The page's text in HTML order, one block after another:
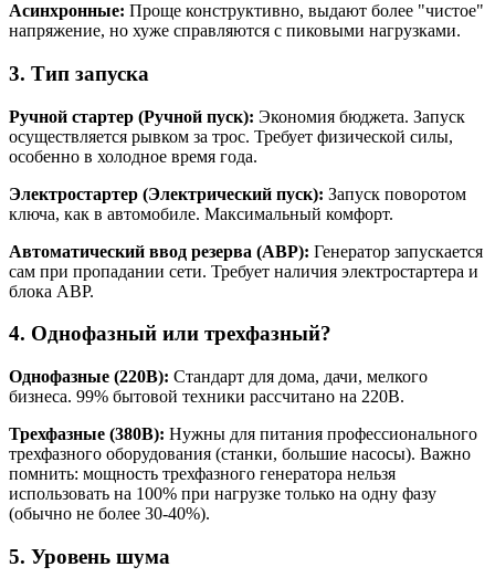
Асинхронные: Проще конструктивно, выдают более "чистое"
напряжение, но хуже справляются с пиковыми нагрузками.
3. Тип запуска
Ручной стартер (Ручной пуск): Экономия бюджета. Запуск
осуществляется рывком за трос. Требует физической силы,
особенно в холодное время года.
Электростартер (Электрический пуск): Запуск поворотом
ключа, как в автомобиле. Максимальный комфорт.
Автоматический ввод резерва (АВР): Генератор запускается
сам при пропадании сети. Требует наличия электростартера и
блока АВР.
4. Однофазный или трехфазный?
Однофазные (220В): Стандарт для дома, дачи, мелкого
бизнеса. 99% бытовой техники рассчитано на 220В.
Трехфазные (380В): Нужны для питания профессионального
трехфазного оборудования (станки, большие насосы). Важно
помнить: мощность трехфазного генератора нельзя
использовать на 100% при нагрузке только на одну фазу
(обычно не более 30-40%).
5. Уровень шума